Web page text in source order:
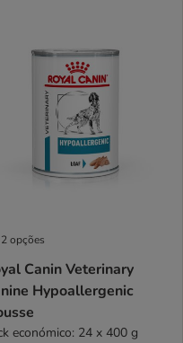
2 opções
Canin Veterinary
Hypoallergenic
económico: 24 x 400 g